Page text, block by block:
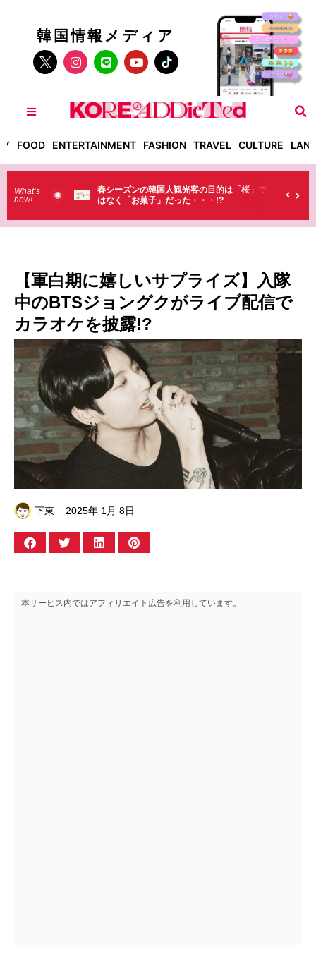
韓国情報メディア
FOOD ENTERTAINMENT FASHION TRAVEL CULTURE
What’s
new!
春シーズンの韓国人観光客の目的は「桜」で
はなく「お菓子」だった・・・!?
韓国の小学校がすご
てみて驚いたこと
【軍白期に嬉しいサプライズ】入隊
中のBTSジョングクがライブ配信で
カラオケを披露!?
下東 2025年 1月 8日
本サービス内ではアフィリエイト広告を利用しています。